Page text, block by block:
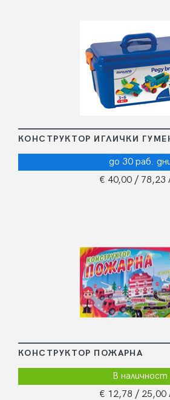
КОНСТРУКТОР ИГЛИЧКИ
до 30 раб.
€ 40,00 / 78,23
КОНСТРУКТОР ПОЖАРНА
В наличност
€ 12,78 / 25,00